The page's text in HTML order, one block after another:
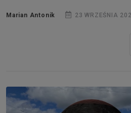
Marian Antonik 23 WRZEŚNIA